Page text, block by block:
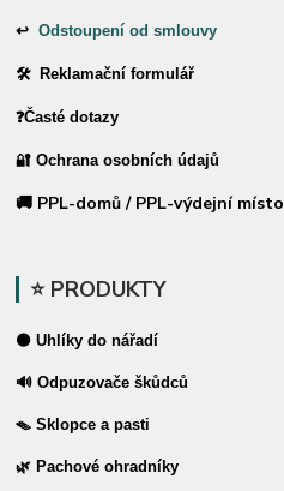
↩Odstoupení od smlouvy
🛠 Reklamační formulář
❓Časté dotazy
🔐 Ochrana osobních údajů
🚚 PPL-domů / PPL-výdejní místo
⭐ PRODUKTY
⚫ Uhlíky do nářadí
🔊 Odpuzovače škůdců
🪤 Sklopce a pasti
🌿 Pachové ohradníky